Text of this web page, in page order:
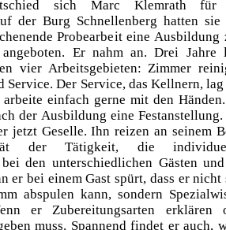
sich Marc Klemrath für
der Burg Schnellenberg hatten sie
Probearbeit eine Ausbildung
angeboten. Er nahm an. Drei Jahre
vier Arbeitsgebieten: Zimmer
Service. Der Service, das Kellnern,
arbeite einfach gerne mit den
der Ausbildung eine Festanstellung.
jetzt Geselle. Ihn reizen an seinem
der Tätigkeit, die
den unterschiedlichen Gästen
er bei einem Gast spürt, dass er nicht
abspulen kann, sondern
er Zubereitungsarten erklären
muss. Spannend findet er auch,